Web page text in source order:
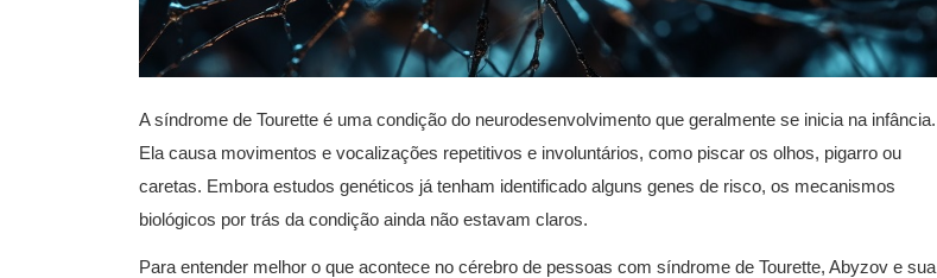
A síndrome de Tourette é uma condição do neurodesenvolvimento que geralmente se inicia na infância.
Ela causa movimentos e vocalizações repetitivos e involuntários, como piscar os olhos, pigarro ou
caretas. Embora estudos genéticos já tenham identificado alguns genes de risco, os mecanismos
biológicos por trás da condição ainda não estavam claros.
Para entender melhor o que acontece no cérebro de pessoas com síndrome de Tourette, Abyzov e sua